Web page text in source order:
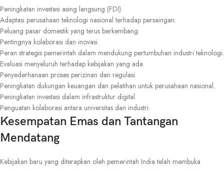
Peningkatan investasi asing langsung (FDI).
Adaptasi perusahaan teknologi nasional terhadap persaingan.
Peluang pasar domestik yang terus berkembang.
Pentingnya kolaborasi dan inovasi.
Peran strategis pemerintah dalam mendukung pertumbuhan industri teknologi.
Evaluasi menyeluruh terhadap kebijakan yang ada.
Penyederhanaan proses perizinan dan regulasi.
Peningkatan dukungan keuangan dan pelatihan untuk perusahaan nasional.
Peningkatan investasi dalam infrastruktur digital.
Penguatan kolaborasi antara universitas dan industri.
Kesempatan Emas dan Tantangan
Mendatang
Kebijakan baru yang diterapkan oleh pemerintah India telah membuka